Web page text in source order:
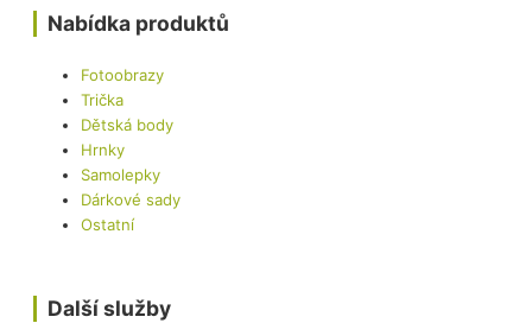
Nabídka produktů
Fotoobrazy
Trička
Dětská body
Hrnky
Samolepky
Dárkové sady
Ostatní
Další služby